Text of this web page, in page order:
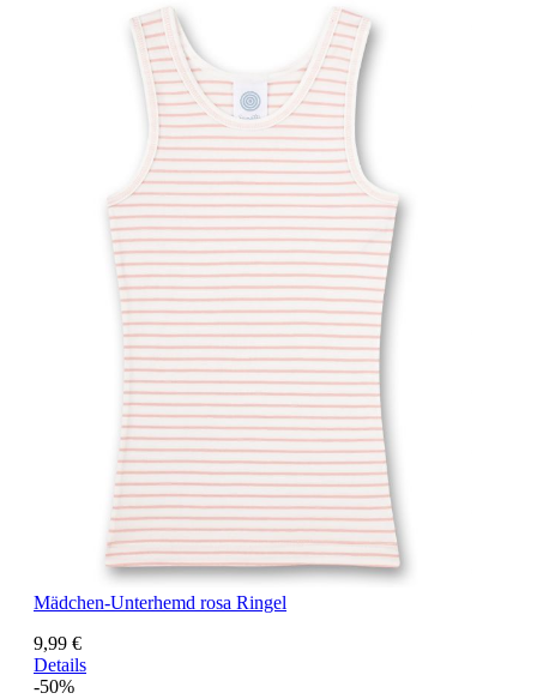
Mädchen-Unterhemd rosa Ringel
9,99 €
Details
-50%